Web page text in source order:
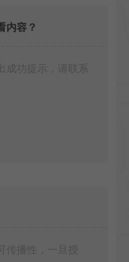
内容？
成功提示，请联系
传播性，一旦授